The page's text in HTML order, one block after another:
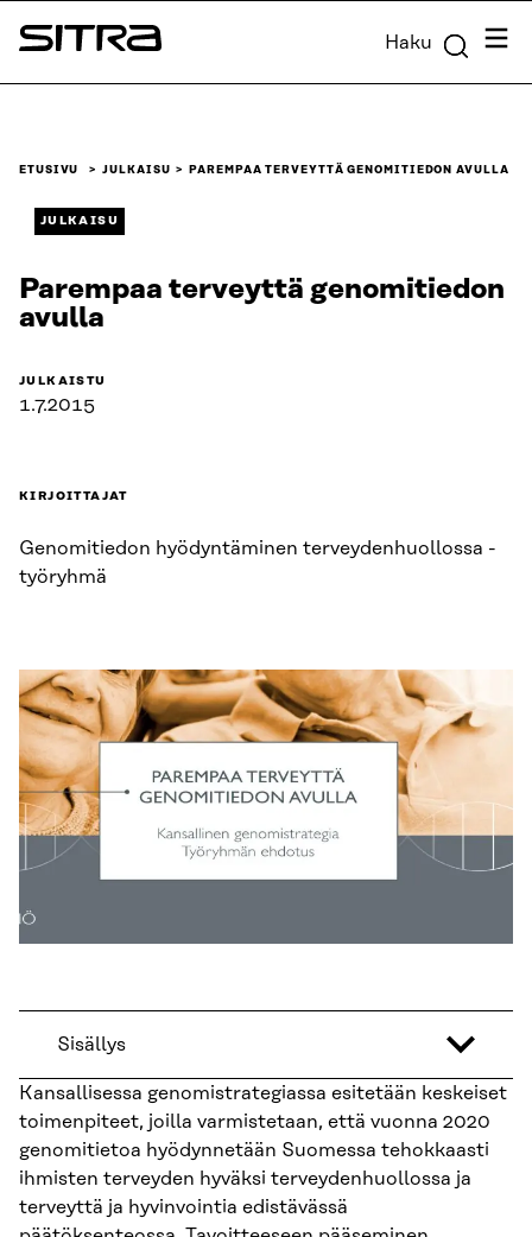
Siirry
suoraan
Sitra Haku
ETUSIVU JULKAISU PAREMPAA TERVEYTTÄ GENOMITIEDON AVULLA
JULKAISU
Parempaa terveyttä genomitiedon
avulla
JULKAISTU
1.7.2015
KIRJOITTAJAT
Genomitiedon hyödyntäminen terveydenhuollossa -
työryhmä
Sisällys
Kansallisessa genomistrategiassa esitetään keskeiset
toimenpiteet, joilla varmistetaan, että vuonna 2020
genomitietoa hyödynnetään Suomessa tehokkaasti
ihmisten terveyden hyväksi terveydenhuollossa ja
terveyttä ja hyvinvointia edistävässä